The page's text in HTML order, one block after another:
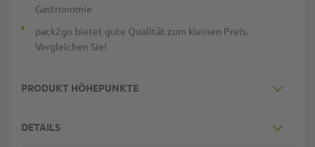
Gastronomie
pack2go bietet gute Qualität zum kleinen Preis.
Vergleichen Sie!
PRODUKT HÖHEPUNKTE
DETAILS